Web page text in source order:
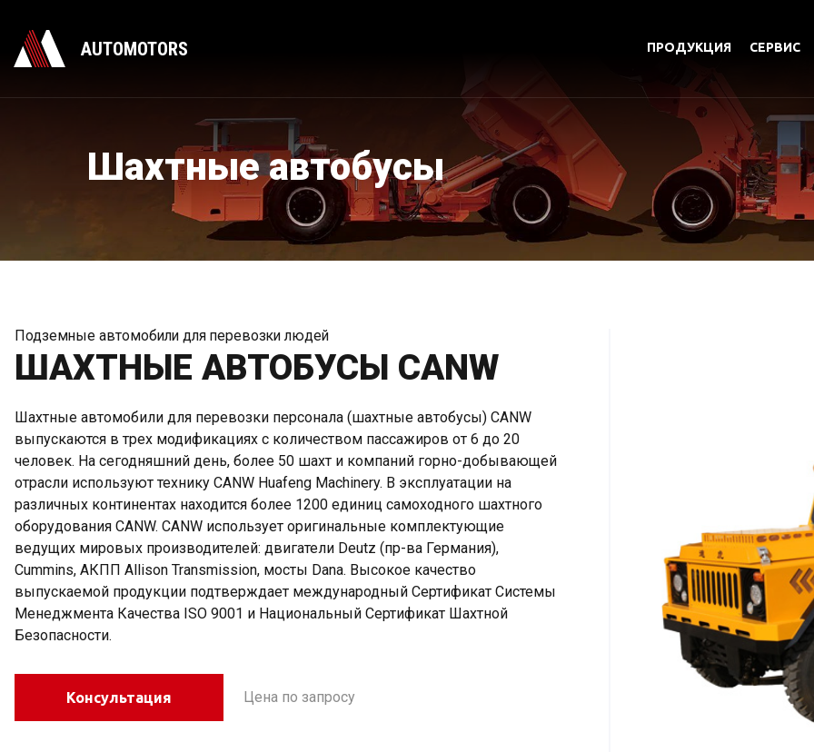
AUTOMOTORS ПРОДУКЦИЯ СЕРВИС
Шахтные автобусы
Подземные автомобили для перевозки людей
ШАХТНЫЕ АВТОБУСЫ CANW
Шахтные автомобили для перевозки персонала (шахтные автобусы) CANW
выпускаются в трех модификациях с количеством пассажиров от 6 до 20
человек. На сегодняшний день, более 50 шахт и компаний горно-добывающей
отрасли используют технику CANW Huafeng Machinery. В эксплуатации на
различных континентах находится более 1200 единиц самоходного шахтного
оборудования CANW. CANW использует оригинальные комплектующие
ведущих мировых производителей: двигатели Deutz (пр-ва Германия),
Cummins, АКПП Allison Transmission, мосты Dana. Высокое качество
выпускаемой продукции подтверждает международный Сертификат Системы
Менеджмента Качества ISO 9001 и Национальный Сертификат Шахтной
Безопасности.
Консультация Цена по запросу